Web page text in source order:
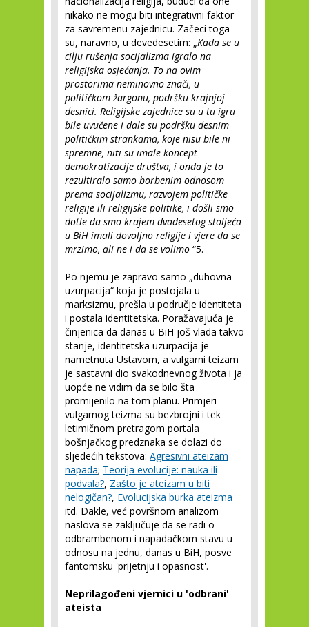
nikako ne mogu biti integrativni faktor
za savremenu zajednicu. Začeci toga
su, naravno, u devedesetim: „Kada se u
cilju rušenja socijalizma igralo na
religijska osjećanja. To na ovim
prostorima neminovno znači, u
političkom žargonu, podršku krajnjoj
desnici. Religijske zajednice su u tu igru
bile uvučene i dale su podršku desnim
političkim strankama, koje nisu bile ni
spremne, niti su imale koncept
demokratizacije društva, i onda je to
rezultiralo samo borbenim odnosom
prema socijalizmu, razvojem političke
religije ili religijske politike, i došli smo
dotle da smo krajem dvadesetog stoljeća
u BiH imali dovoljno religije i vjere da se
mrzimo, ali ne i da se volimo “5.
Po njemu je zapravo samo „duhovna
uzurpacija“ koja je postojala u
marksizmu, prešla u područje identiteta
i postala identitetska. Poražavajuća je
činjenica da danas u BiH još vlada takvo
stanje, identitetska uzurpacija je
nametnuta Ustavom, a vulgarni teizam
je sastavni dio svakodnevnog života i ja
uopće ne vidim da se bilo šta
promijenilo na tom planu. Primjeri
vulgarnog teizma su bezbrojni i tek
letimičnom pretragom portala
bošnjačkog predznaka se dolazi do
sljedećih tekstova: Agresivni ateizam
napada; Teorija evolucije: nauka ili
podvala?, Zašto je ateizam u biti
nelogičan?, Evolucijska burka ateizma
itd. Dakle, već površnom analizom
naslova se zaključuje da se radi o
odbrambenom i napadačkom stavu u
odnosu na jednu, danas u BiH, posve
fantomsku 'prijetnju i opasnost'.
Neprilagođeni vjernici u 'odbrani'
ateista